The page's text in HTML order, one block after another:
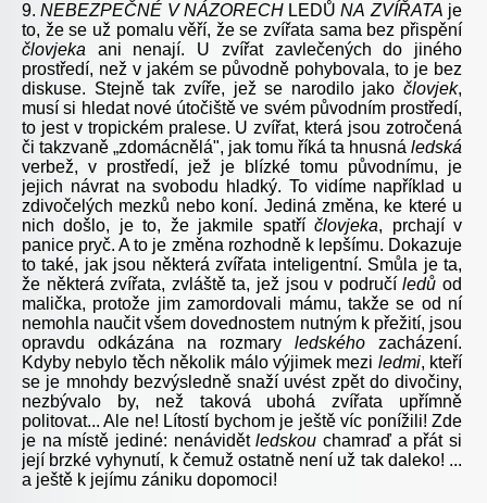
9.NEBEZPEČNÉ V NÁZORECHLEDŮNA ZVÍŘATA je
to, že se už pomalu věří, že se zvířata sama bez přispění
človjeka ani nenají. U zvířat zavlečených do jiného
prostředí, než v jakém se původně pohybovala, to je bez
diskuse. Stejně tak zvíře, jež se narodilo jako človjek,
musí si hledat nové útočiště ve svém původním prostředí,
to jest v tropickém pralese. U zvířat, která jsou zotročená
či takzvaně „zdomácnělá", jak tomu říká ta hnusná ledská
verbež, v prostředí, jež je blízké tomu původnímu, je
jejich návrat na svobodu hladký. To vidíme například u
zdivočelých mezků nebo koní. Jediná změna, ke které u
nich došlo, je to, že jakmile spatříčlovjeka, prchají v
panice pryč. A to je změna rozhodně k lepšímu. Dokazuje
to také, jak jsou některá zvířata inteligentní. Smůla je ta,
že některá zvířata, zvláště ta, jež jsou v područíledůod
malička, protože jim zamordovali mámu, takže se od ní
nemohla naučit všem dovednostem nutným k přežití, jsou
opravdu odkázána na rozmary ledského zacházení.
Kdyby nebylo těch několik málo výjimek mezi ledmi, kteří
se je mnohdy bezvýsledně snaží uvést zpět do divočiny,
nezbývalo by, než taková ubohá zvířata upřímně
politovat... Ale ne! Lítostí bychom je ještě víc ponížili! Zde
je na místě jediné: nenávidětledskouchamraď a přát si
její brzké vyhynutí, k čemuž ostatně není už tak daleko! ...
a ještě k jejímu zániku dopomoci!